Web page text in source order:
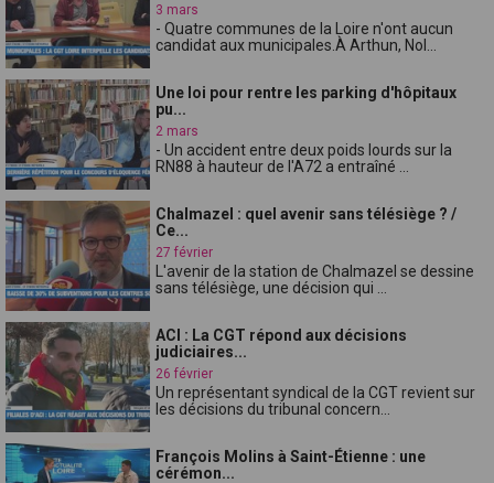
3 mars
- Quatre communes de la Loire n'ont aucun
candidat aux municipales.À Arthun, Nol...
Une loi pour rentre les parking d'hôpitaux
pu...
2 mars
- Un accident entre deux poids lourds sur la
RN88 à hauteur de l'A72 a entraîné ...
Chalmazel : quel avenir sans télésiège ? /
Ce...
27 février
L'avenir de la station de Chalmazel se dessine
sans télésiège, une décision qui ...
ACI : La CGT répond aux décisions
judiciaires...
26 février
Un représentant syndical de la CGT revient sur
les décisions du tribunal concern...
François Molins à Saint-Étienne : une
cérémon...